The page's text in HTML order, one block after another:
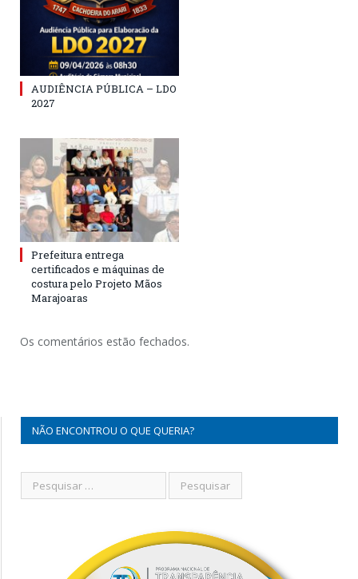
AUDIÊNCIA PÚBLICA – LDO
2027
Prefeitura entrega
certificados e máquinas de
costura pelo Projeto Mãos
Marajoaras
Os comentários estão fechados.
NÃO ENCONTROU O QUE QUERIA?